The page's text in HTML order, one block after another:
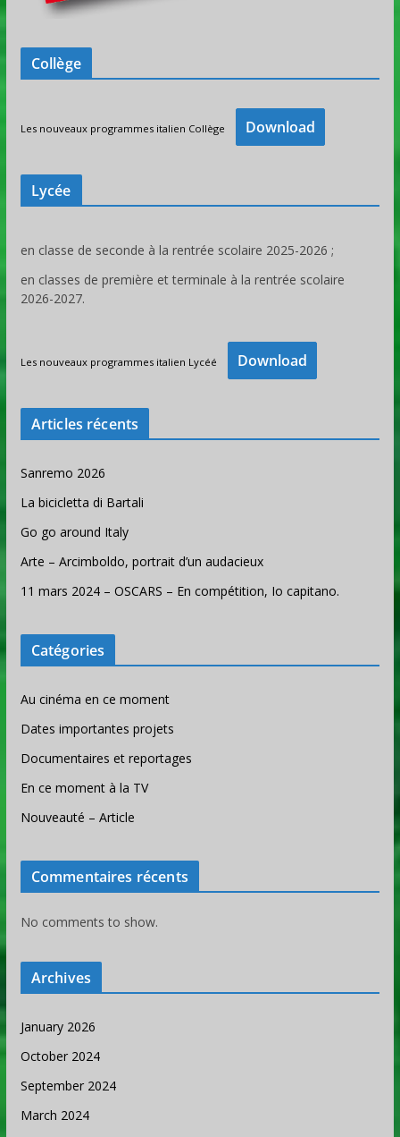
Collège
Les nouveaux programmes italien Collège Download
Lycée
en classe de seconde à la rentrée scolaire 2025-2026 ;
en classes de première et terminale à la rentrée scolaire
2026-2027.
Les nouveaux programmes italien Lycéé Download
Articles récents
Sanremo 2026
La bicicletta di Bartali
Go go around Italy
Arte – Arcimboldo, portrait d’un audacieux
11 mars 2024 – OSCARS – En compétition, Io capitano.
Catégories
Au cinéma en ce moment
Dates importantes projets
Documentaires et reportages
En ce moment à la TV
Nouveauté – Article
Commentaires récents
No comments to show.
Archives
January 2026
October 2024
September 2024
March 2024